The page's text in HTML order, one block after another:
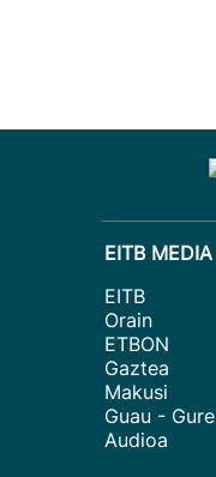
EITB MEDIA
EITB
Orain
ETBON
Gaztea
Makusi
Guau - Gure
Audioa